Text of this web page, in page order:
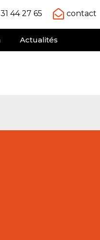
44 27 65 contact
Actualités